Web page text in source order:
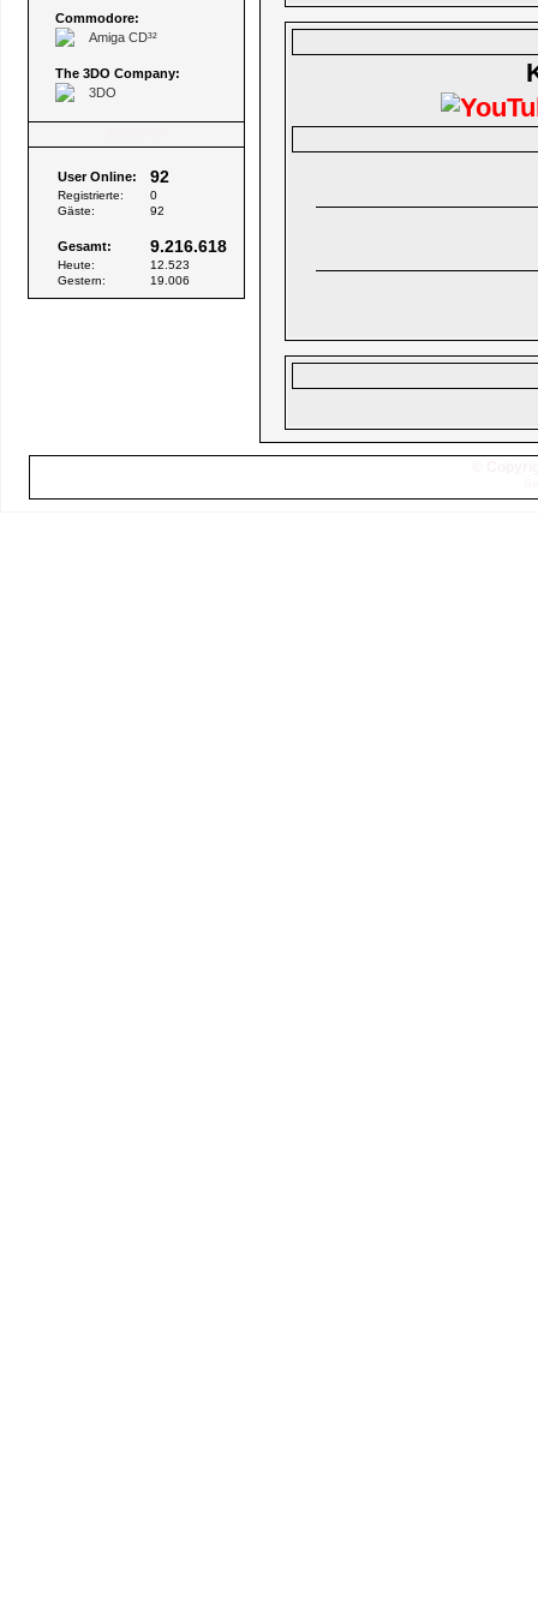
Commodore:
Amiga CD³²
The 3DO Company:
3DO
User Online: 92
Registrierte:
0
Gäste:
92
Gesamt: 9.216.618
Heute:
12.523
Gestern:
19.006